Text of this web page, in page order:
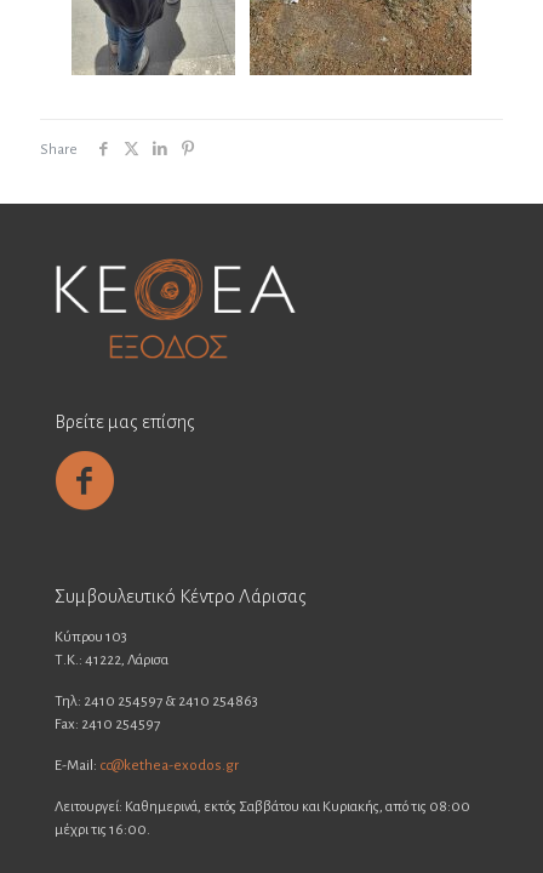
Share
Βρείτε μας επίσης
Συμβουλευτικό Κέντρο Λάρισας
Κύπρου 103
Τ.Κ.: 41222, Λάρισα
Τηλ: 2410 254597 & 2410 254863
Fax: 2410 254597
E-Mail: cc@kethea-exodos.gr
Λειτουργεί: Καθημερινά, εκτός Σαββάτου και Κυριακής, από τις 08:00
μέχρι τις 16:00.